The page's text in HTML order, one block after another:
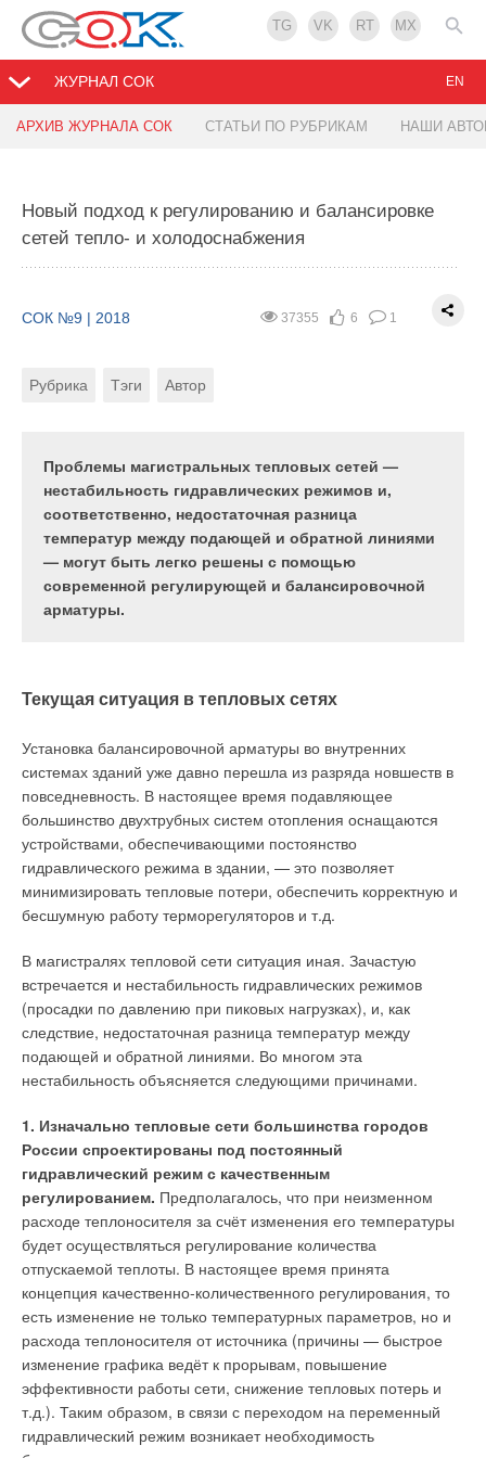
TG VK RT MX
ЖУРНАЛ СОК
АРХИВ ЖУРНАЛА СОК СТАТЬИ ПО РУБРИКАМ НАШИ
EN
Новый подход к регулированию и балансировке
сетей тепло- и холодоснабжения
37355 6 1
СОК №9 | 2018
Рубрика Тэги Автор
Проблемы магистральных тепловых сетей —
нестабильность гидравлических режимов и,
соответственно, недостаточная разница
температур между подающей и обратной линиями
— могут быть легко решены с помощью
современной регулирующей и балансировочной
арматуры.
Текущая ситуация в тепловых сетях
Установка балансировочной арматуры во внутренних
системах зданий уже давно перешла из разряда новшеств в
повседневность. В настоящее время подавляющее
большинство двухтрубных систем отопления оснащаются
устройствами, обеспечивающими постоянство
гидравлического режима в здании, — это позволяет
минимизировать тепловые потери, обеспечить корректную и
бесшумную работу терморегуляторов и т.д.
В магистралях тепловой сети ситуация иная. Зачастую
встречается и нестабильность гидравлических режимов
(просадки по давлению при пиковых нагрузках), и, как
следствие, недостаточная разница температур между
подающей и обратной линиями. Во многом эта
нестабильность объясняется следующими причинами.
1. Изначально тепловые сети большинства городов
России спроектированы под постоянный
гидравлический режим с качественным
регулированием. Предполагалось, что при неизменном
расходе теплоносителя за счёт изменения его температуры
будет осуществляться регулирование количества
отпускаемой теплоты. В настоящее время принята
концепция качественно-количественного регулирования, то
есть изменение не только температурных параметров, но и
расхода теплоносителя от источника (причины — быстрое
изменение графика ведёт к прорывам, повышение
эффективности работы сети, снижение тепловых потерь и
т.д.). Таким образом, в связи с переходом на переменный
гидравлический режим возникает необходимость
СОК №9 | 2018
Рубрика Тэги
Когда-то давно государство жёстко регулировало
или огромный сложный станок — на всё были
написаны и применялись государственные
стандарты. Поскольку ГОСТы не только
существовали, но и выполнялись, покупатель был
полностью уверен в качестве приобретаемого
товара.
Однако шли годы, менялись люди, распадались и
появлялись страны, и в какой-то момент ГОСТы перестали
быть чем-то обязательным. Из серьёзного документа,
защищающего права потребителей, они превратились в
громкое название, которое к месту и не к месту продолжали
произносить те, кому это было выгодно. Вопрос
«соответствуют ли ваши отопительные приборы ГОСТу» в
большинстве случаев вызывал улыбку и голословные
убеждения — «конечно, соответствуют». Проверками никто
не озадачивался, ведь «джентльменам принято верить на
слово». Либерализация рынка привела к появлению в
отрасли отопления сотен никому неизвестных noname-
продуктов. Такого «разнообразия» низкосортных радиаторов
и конвекторов не существовало более нигде в мире. Орды
поставщиков развязали нешуточную войну за кошельки
отечественного потребителя, но инструментами борьбы
стали не полезные «ноу-хау», а предложение максимально
низкой цены.
В погоне за оптимизацией «серые» импортёры откровенно
наплевали на теплотехнические параметры и безопасность.
пунктов
4684 1 0
СОК №9 | 2018
частности — программной поддержке применения
свободно программируемых контроллеров.
Многие годы заводы-изготовители
промышленного климатического оборудования и
инжиниринговые компании широко используют
бесплатные универсальные приложения для
вентиляционных установок, компрессорных
этом ряду стало универсальное приложение для
пунктами.
Необходимость создания приложения для управления
индивидуальными тепловыми пунктами (ИТП) обусловлена
отсутствием на российском рынке решения для управления
ИТП, которое отвечало бы реальным требованиям
оборудования зданий:
1. Возможность настройки под различные конфигурации
индивидуального теплового пункта в полевых условиях без
необходимости привлечения высококвалифицированных
программистов.
2. Поддержка до пяти контуров ИТП: до двух контуров
горячего водоснабжения (ГВС) и до трёх контуров отопления
с возможностью дальнейшего расширения функционала
приложения в будущем.
3. Поддержка различных коммуникационных протоколов для
интеграции в системы управления зданием (BMS) для
удалённого мониторинга и управления.